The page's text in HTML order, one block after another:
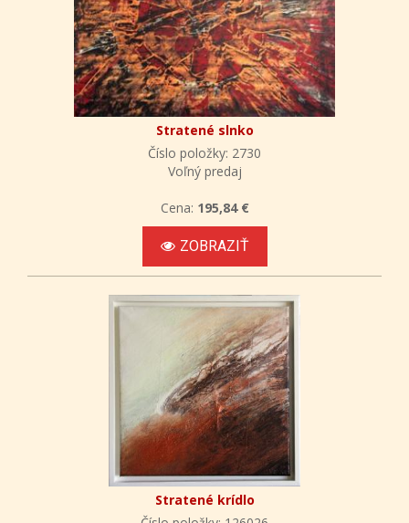
Stratené slnko
Číslo položky: 2730
Voľný predaj
Cena: 195,84 €
ZOBRAZIŤ
Stratené krídlo